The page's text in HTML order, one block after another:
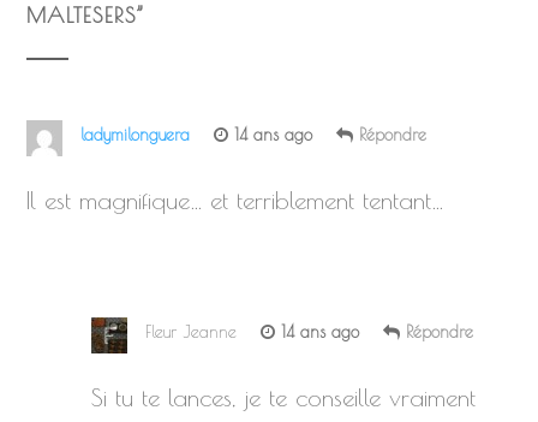
MALTESERS”
ladymilonguera 14 ans ago Répondre
Il est magnifique… et terriblement tentant…
Fleur Jeanne 14 ans ago Répondre
Si tu te lances, je te conseille vraiment